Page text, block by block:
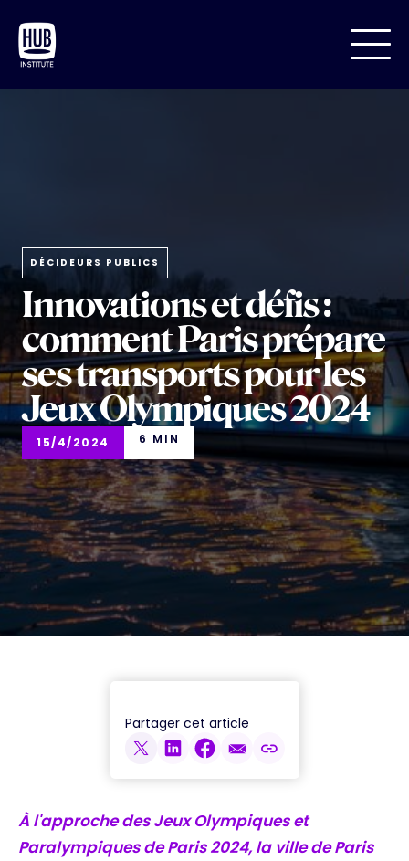
DÉCIDEURS PUBLICS
Innovations et défis :
comment Paris prépare
ses transports pour les
Jeux Olympiques 2024
15/4/2024 6 MIN
Partager cet article
À l'approche des Jeux Olympiques et
Paralympiques de Paris 2024, la ville de Paris